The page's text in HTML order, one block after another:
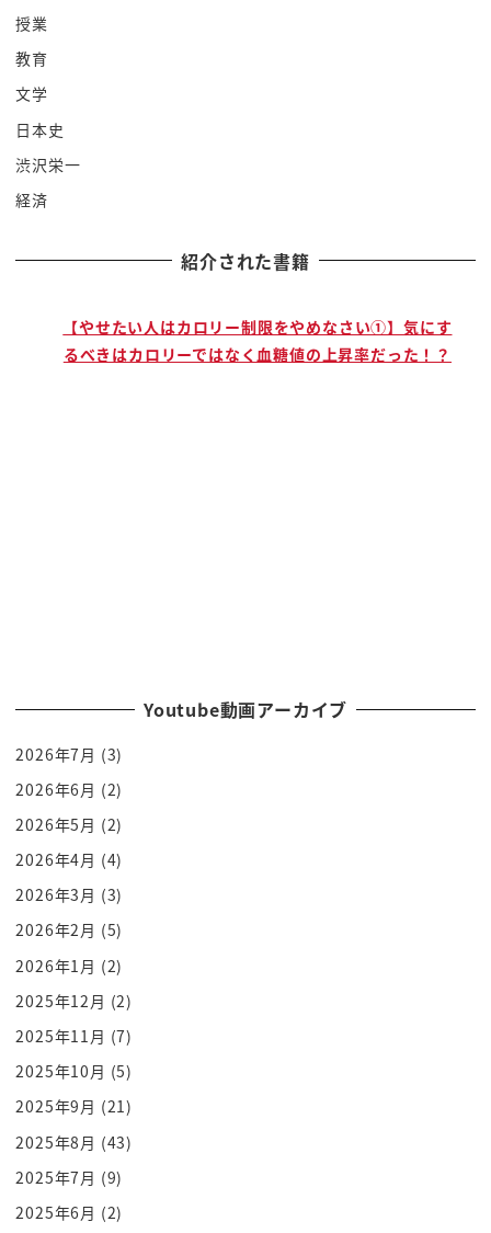
だったとそのドイツ空軍で培われた技術に
目をつけた fbi が
その諜報活動に生かすためにそこからもと
ます素晴らしいでございますよこれつまり
この質問大きくに当たって北風と太陽の
対応編をか弱的に軍事的警察的可逆的に
たいと思いませんこれさえあれば百人力
方の授業ね youtube 大学で行っ
てきましたけれどもこれが今まではですね
聞いてみたけど聞いていいのかなぁって
聞いちゃってダメだった答えてもらえ
なかったってこと多いですよねでもこの
fbi 式を使えばなんとそれが
引き出せるって言うんですねー
どうやるのかどうやるのかの前何をやっ
ちゃいけないかこれなんですよ絶対にやっ
ちゃいけないと言われるのはこちら
単刀直入に聞くこときましたね
単刀直入に聞いた方がなんか聴いてくれ
そう教えてくれそうじゃないですか
単刀直入にお聞きしますズバリみたいな
感じでバーンと技巧でですよでもですね
そうした方が気が楽なのはこっちだけで
一番聞きたいのそれなのねそれのために
今日会いに来た理由
いうわけないじゃんとりあえず訴追とこう
授業
教育
文学
日本史
渋沢栄一
経済
紹介された書籍
【やせたい人はカロリー制限をやめなさい①】気にす
るべきはカロリーではなく血糖値の上昇率だった！？
Youtube動画アーカイブ
2026年7月 (3)
2026年6月 (2)
2026年5月 (2)
2026年4月 (4)
2026年3月 (3)
2026年2月 (5)
2026年1月 (2)
2025年12月 (2)
2025年11月 (7)
2025年10月 (5)
2025年9月 (21)
2025年8月 (43)
2025年7月 (9)
2025年6月 (2)